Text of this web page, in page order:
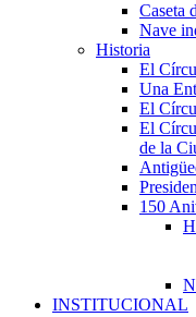
Caseta
Nave
Historia
El
Una
El
El
de la
150
INSTITUCIONAL